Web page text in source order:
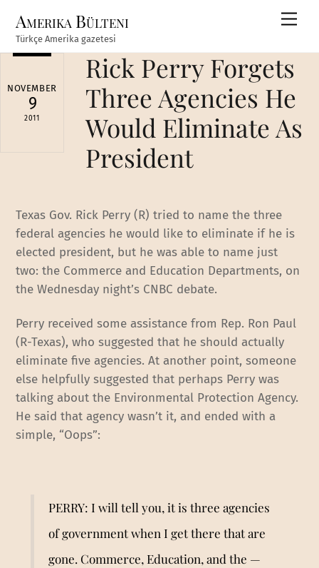
content
Amerika Bülteni
Türkçe Amerika gazetesi
NOVEMBER
9
2011
Rick Perry Forgets
Three Agencies He
Would Eliminate As
President
Texas Gov. Rick Perry (R) tried to name the three
federal agencies he would like to eliminate if he is
elected president, but he was able to name just
two: the Commerce and Education Departments, on
the Wednesday night’s CNBC debate.
Perry received some assistance from Rep. Ron Paul
(R-Texas), who suggested that he should actually
eliminate five agencies. At another point, someone
else helpfully suggested that perhaps Perry was
talking about the Environmental Protection Agency.
He said that agency wasn’t it, and ended with a
simple, “Oops”:
PERRY: I will tell you, it is three agencies
of government when I get there that are
gone. Commerce, Education, and the —